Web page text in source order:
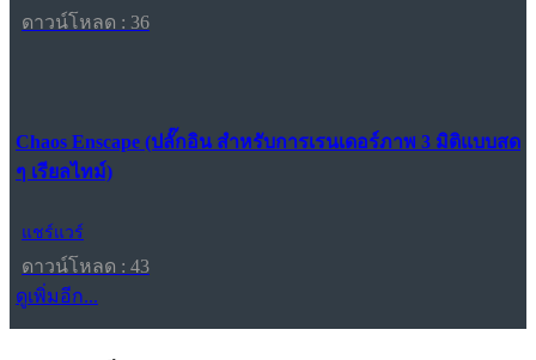
ดาวน์โหลด : 36
Chaos Enscape (ปลั๊กอิน สำหรับการเรนเดอร์ภาพ 3 มิติแบบสด
ๆ เรียลไทม์)
แชร์แวร์
ดาวน์โหลด : 43
ดูเพิ่มอีก...